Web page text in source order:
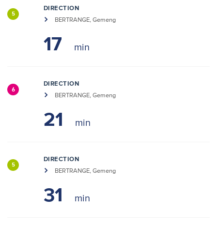
5
DIRECTION
BERTRANGE, Gemeng
17
6
DIRECTION
BERTRANGE, Gemeng
21
5
DIRECTION
BERTRANGE, Gemeng
31